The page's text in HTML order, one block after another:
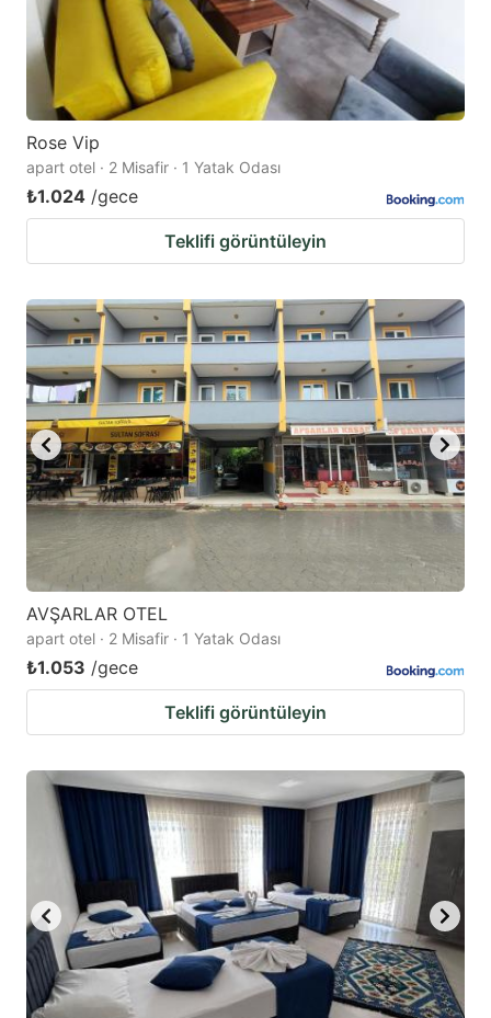
Rose Vip
apart otel · 2 Misafir · 1 Yatak Odası
₺1.024 /gece
Teklifi görüntüleyin
AVŞARLAR OTEL
apart otel · 2 Misafir · 1 Yatak Odası
₺1.053 /gece
Teklifi görüntüleyin